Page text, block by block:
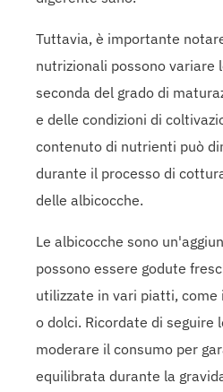
Tuttavia, è importante
nutrizionali possono variare
seconda del grado di
e delle condizioni di
contenuto di nutrienti può
durante il processo di
delle albicocche.
Le albicocche sono
possono essere godute
utilizzate in vari piatti,
o dolci. Ricordate di seguire
moderare il consumo per
equilibrata durante la